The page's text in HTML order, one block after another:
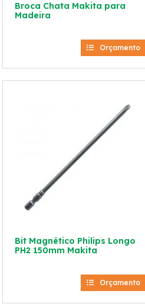
Broca Chata Makita para
Madeira
Orçamento
Bit Magnético Philips Longo
PH2 150mm Makita
Orçamento